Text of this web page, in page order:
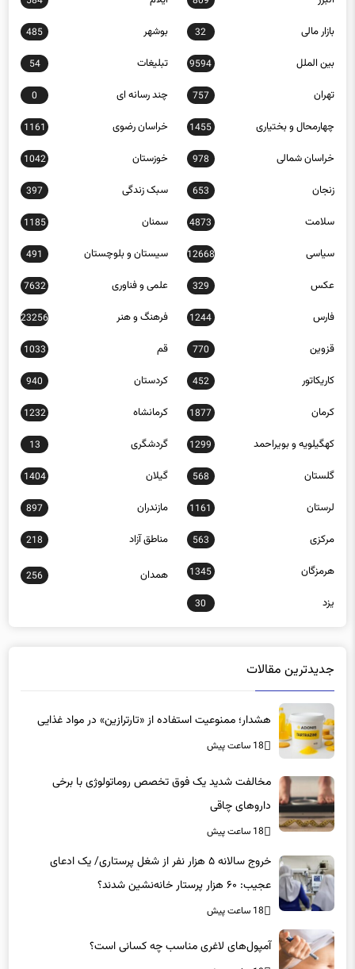
بازار مالی 32 بوشهر 485
بین الملل 9594 تبلیغات 54
تهران 757 چند رسانه ای 0
چهارمحال و بختیاری 1455 خراسان رضوی 1161
خراسان شمالی 978 خوزستان 1042
زنجان 653 سبک زندگی 397
سلامت 4873 سمنان 1185
سیاسی 12668 سیستان و بلوچستان 491
عکس 329 علمی و فناوری 7632
فارس 1244 فرهنگ و هنر 23256
قزوین 770 قم 1033
کاریکاتور 452 کردستان 940
کرمان 1877 کرمانشاه 1232
کهگیلویه و بویراحمد 1299 گردشگری 13
گلستان 568 گیلان 1404
لرستان 1161 مازندران 897
مرکزی 563 مناطق آزاد 218
هرمزگان 1345
256
یزد 30
هشدار؛ ممنوعیت استفاده از «تارترازین» در مواد غذایی
18 ساعت پیش
داروهای چاقی
18 ساعت پیش
خروج سالانه ۵ هزار نفر از شغل پرستاری/ یک ادعای
عجیب: ۶۰ هزار پرستار خانه‌نشین شدند؟
18 ساعت پیش
18 ساعت پیش